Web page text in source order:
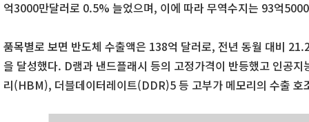
억3000만달러로 0.5% 늘었으며, 이에 따라 무역수지는 93억
품목별로 보면 반도체 수출액은 138억 달러로, 전년 동월 대비
을 달성했다. D램과 낸드플래시 등의 고정가격이 반등했고 인공
리(HBM), 더블데이터레이트(DDR)5 등 고부가 메모리의 수출 호